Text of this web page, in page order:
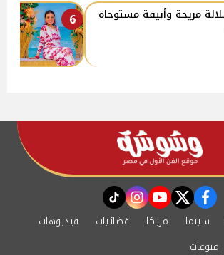
6
مريحة وأنيقة مستوحاة
facebook
twitter
youtube
instagram
tiktok
سينما مزيكا فضائيات
فيديوهات
منوعات